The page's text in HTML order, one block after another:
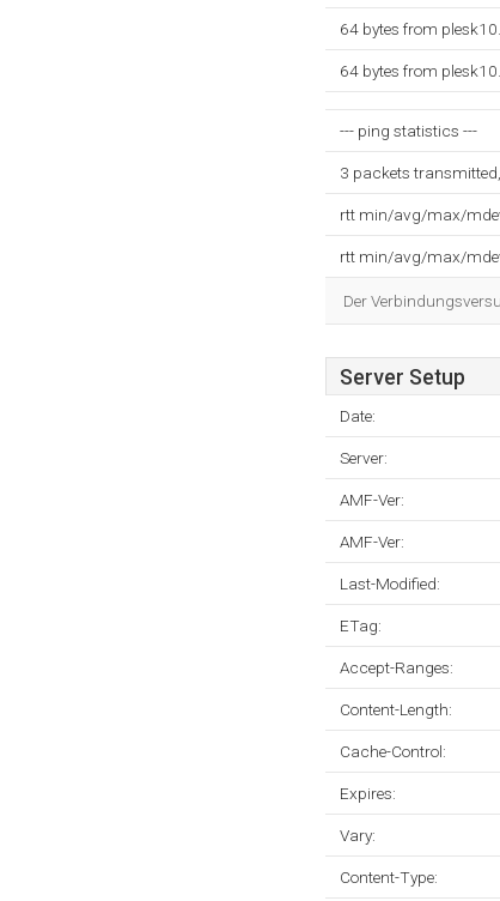
64 bytes from
64 bytes from
--- ping statistics ---
3 packets
rtt min/avg/max/
rtt min/avg/max/
Der
Server Setup
Date:
Server:
AMF-Ver:
AMF-Ver:
Last-Modified:
ETag:
Accept-Ranges:
Content-Length:
Cache-Control:
Expires:
Vary:
Content-Type: